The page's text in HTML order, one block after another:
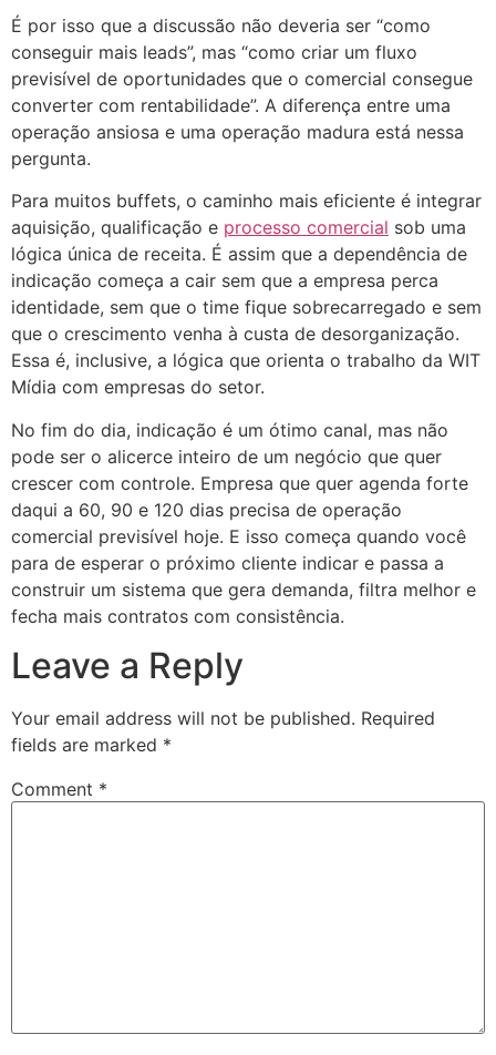
É por isso que a discussão não deveria ser “como
conseguir mais leads”, mas “como criar um fluxo
previsível de oportunidades que o comercial consegue
converter com rentabilidade”. A diferença entre uma
operação ansiosa e uma operação madura está nessa
pergunta.
Para muitos buffets, o caminho mais eficiente é integrar
aquisição, qualificação e processo comercial sob uma
lógica única de receita. É assim que a dependência de
indicação começa a cair sem que a empresa perca
identidade, sem que o time fique sobrecarregado e sem
que o crescimento venha à custa de desorganização.
Essa é, inclusive, a lógica que orienta o trabalho da WIT
Mídia com empresas do setor.
No fim do dia, indicação é um ótimo canal, mas não
pode ser o alicerce inteiro de um negócio que quer
crescer com controle. Empresa que quer agenda forte
daqui a 60, 90 e 120 dias precisa de operação
comercial previsível hoje. E isso começa quando você
para de esperar o próximo cliente indicar e passa a
construir um sistema que gera demanda, filtra melhor e
fecha mais contratos com consistência.
Leave a Reply
Your email address will not be published. Required
fields are marked *
Comment *